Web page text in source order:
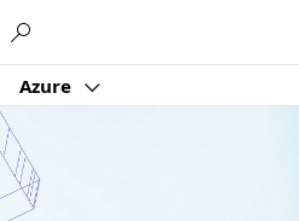
Azure